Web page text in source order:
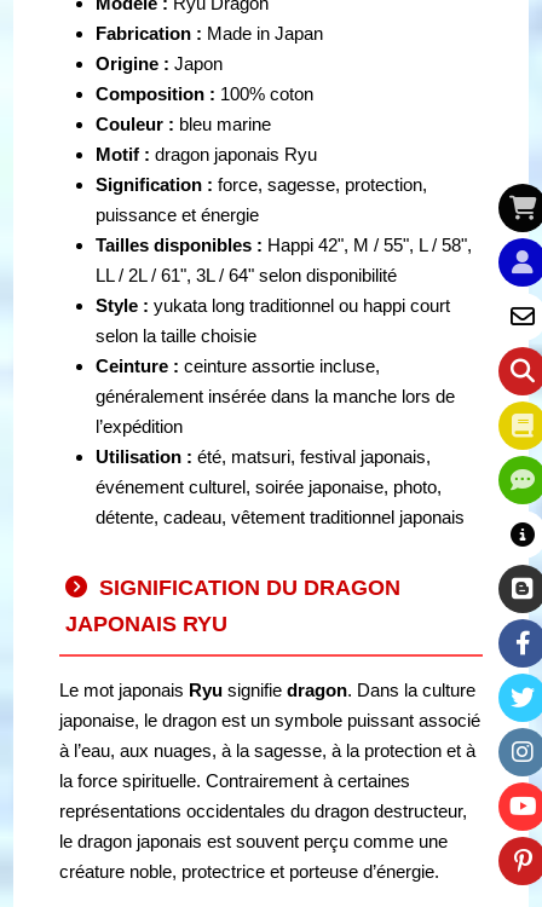
Fabrication : Made in Japan
Origine : Japon
Composition : 100% coton
Couleur : bleu marine
Motif : dragon japonais Ryu
Signification : force, sagesse, protection,
puissance et énergie
Tailles disponibles : Happi 42", M / 55", L / 58",
LL / 2L / 61", 3L / 64" selon disponibilité
Style : yukata long traditionnel ou happi court
selon la taille choisie
Ceinture : ceinture assortie incluse,
généralement insérée dans la manche lors de
l’expédition
Utilisation : été, matsuri, festival japonais,
événement culturel, soirée japonaise, photo,
détente, cadeau, vêtement traditionnel japonais
SIGNIFICATION DU DRAGON
JAPONAIS RYU
Le mot japonais Ryu signifiedragon. Dans la culture
japonaise, le dragon est un symbole puissant associé
à l’eau, aux nuages, à la sagesse, à la protection et à
la force spirituelle. Contrairement à certaines
représentations occidentales du dragon destructeur,
le dragon japonais est souvent perçu comme une
créature noble, protectrice et porteuse d’énergie.